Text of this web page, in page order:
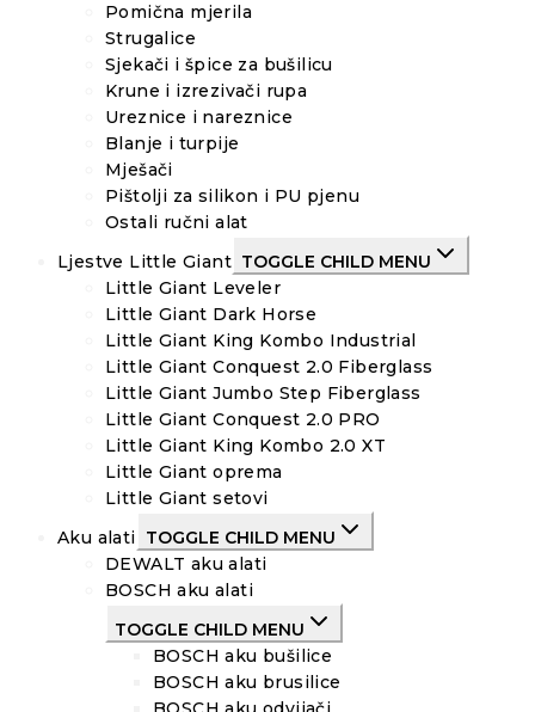
Pomična mjerila
Strugalice
Sjekači i špice za bušilicu
Krune i izrezivači rupa
Ureznice i nareznice
Blanje i turpije
Mješači
Pištolji za silikon i PU pjenu
Ostali ručni alat
Ljestve Little Giant TOGGLE CHILD MENU
Little Giant Leveler
Little Giant Dark Horse
Little Giant King Kombo Industrial
Little Giant Conquest 2.0 Fiberglass
Little Giant Jumbo Step Fiberglass
Little Giant Conquest 2.0 PRO
Little Giant King Kombo 2.0 XT
Little Giant oprema
Little Giant setovi
Aku alati TOGGLE CHILD MENU
DEWALT aku alati
BOSCH aku alati
TOGGLE CHILD MENU
BOSCH aku bušilice
BOSCH aku brusilice